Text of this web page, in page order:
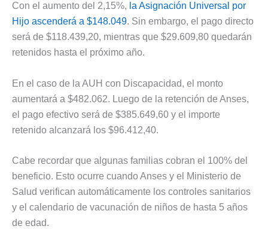
Con el aumento del 2,15%, la Asignación Universal por
Hijo ascenderá a $148.049. Sin embargo, el pago directo
será de $118.439,20, mientras que $29.609,80 quedarán
retenidos hasta el próximo año.
En el caso de la AUH con Discapacidad, el monto
aumentará a $482.062. Luego de la retención de Anses,
el pago efectivo será de $385.649,60 y el importe
retenido alcanzará los $96.412,40.
Cabe recordar que algunas familias cobran el 100% del
beneficio. Esto ocurre cuando Anses y el Ministerio de
Salud verifican automáticamente los controles sanitarios
y el calendario de vacunación de niños de hasta 5 años
de edad.